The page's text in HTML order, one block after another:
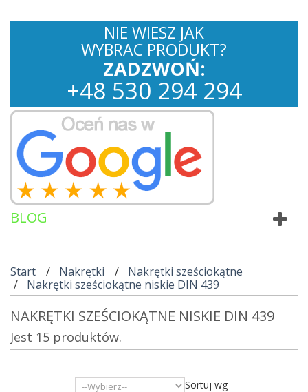
NIE WIESZ JAK
WYBRAC PRODUKT?
ZADZWOŃ:
+48 530 294 294
BLOG
Start Nakrętki
Nakrętki sześciokątne
Nakrętki sześciokątne niskie DIN 439
NAKRĘTKI SZEŚCIOKĄTNE NISKIE DIN 439
Jest 15 produktów.
Sortuj wg